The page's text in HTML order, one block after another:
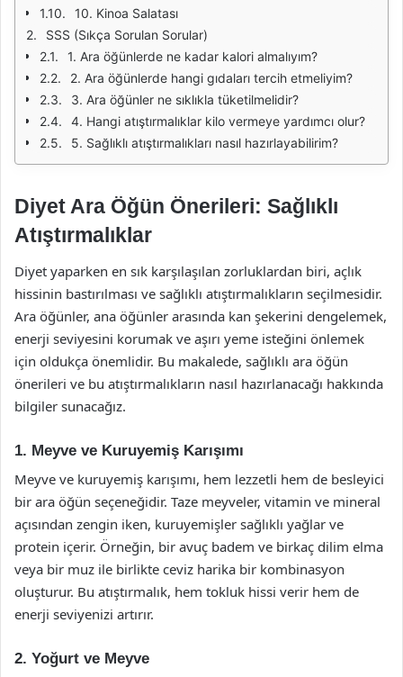
10. Kinoa Salatası
SSS (Sıkça Sorulan Sorular)
1. Ara öğünlerde ne kadar kalori almalıyım?
2. Ara öğünlerde hangi gıdaları tercih etmeliyim?
3. Ara öğünler ne sıklıkla tüketilmelidir?
4. Hangi atıştırmalıklar kilo vermeye yardımcı olur?
5. Sağlıklı atıştırmalıkları nasıl hazırlayabilirim?
Diyet Ara Öğün Önerileri: Sağlıklı
Atıştırmalıklar
Diyet yaparken en sık karşılaşılan zorluklardan biri, açlık
hissinin bastırılması ve sağlıklı atıştırmalıkların seçilmesidir.
Ara öğünler, ana öğünler arasında kan şekerini dengelemek,
enerji seviyesini korumak ve aşırı yeme isteğini önlemek
için oldukça önemlidir. Bu makalede, sağlıklı ara öğün
önerileri ve bu atıştırmalıkların nasıl hazırlanacağı hakkında
bilgiler sunacağız.
1. Meyve ve Kuruyemiş Karışımı
Meyve ve kuruyemiş karışımı, hem lezzetli hem de besleyici
bir ara öğün seçeneğidir. Taze meyveler, vitamin ve mineral
açısından zengin iken, kuruyemişler sağlıklı yağlar ve
protein içerir. Örneğin, bir avuç badem ve birkaç dilim elma
veya bir muz ile birlikte ceviz harika bir kombinasyon
oluşturur. Bu atıştırmalık, hem tokluk hissi verir hem de
enerji seviyenizi artırır.
2. Yoğurt ve Meyve